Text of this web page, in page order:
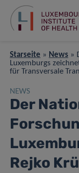
Starseite » News »
Luxemburgs
für Transversale
NEWS
Der
Rejko